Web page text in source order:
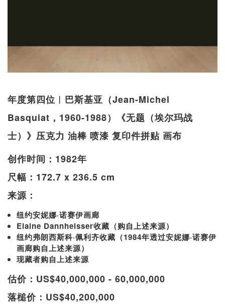
年度第四位︱巴斯基亚（Jean-Michel
Basquiat，1960-1988）《无题（埃尔玛战
士）》压克力 油棒 喷漆 复印件拼贴 画布
创作时间：1982年
尺幅：172.7 x 236.5 cm
来源：
纽约安妮娜·诺赛伊画廊
Elaine Dannheisser收藏（购自上述来源）
纽约弗朗西斯科·佩利齐收藏（1984年透过安妮娜·诺赛伊
画廊购自上述来源）
现藏者购自上述来源
估价：US$40,000,000 - 60,000,000
落槌价：US$40,200,000